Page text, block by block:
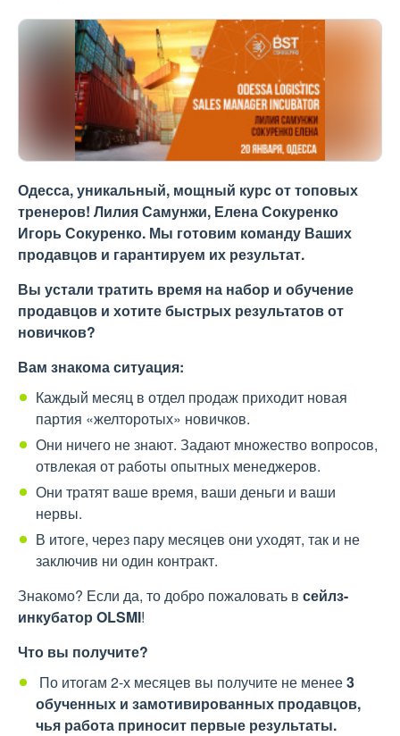
Одесса, уникальный, мощный курс от топовых
тренеров! Лилия Самунжи, Елена Сокуренко
Игорь Сокуренко. Мы готовим команду Ваших
продавцов и гарантируем их результат.
Вы устали тратить время на набор и обучение
продавцов и хотите быстрых результатов от
новичков?
Вам знакома ситуация:
Каждый месяц в отдел продаж приходит новая
партия «желторотых» новичков.
Они ничего не знают. Задают множество вопросов,
отвлекая от работы опытных менеджеров.
Они тратят ваше время, ваши деньги и ваши
нервы.
В итоге, через пару месяцев они уходят, так и не
заключив ни один контракт.
Знакомо? Если да, то добро пожаловать в сейлз-
инкубатор OLSMI!
Что вы получите?
По итогам 2-х месяцев вы получите не менее3
обученных и замотивированных продавцов,
чья работа приносит первые результаты.